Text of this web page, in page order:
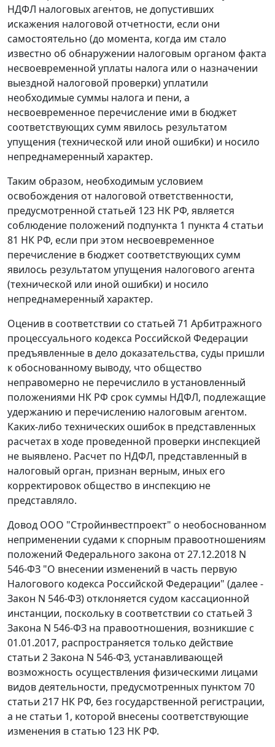
НДФЛ налоговых агентов, не допустивших
искажения налоговой отчетности, если они
самостоятельно (до момента, когда им стало
известно об обнаружении налоговым органом факта
несвоевременной уплаты налога или о назначении
выездной налоговой проверки) уплатили
необходимые суммы налога и пени, а
несвоевременное перечисление ими в бюджет
соответствующих сумм явилось результатом
упущения (технической или иной ошибки) и носило
непреднамеренный характер.
Таким образом, необходимым условием
освобождения от налоговой ответственности,
предусмотренной статьей 123 НК РФ, является
соблюдение положений подпункта 1 пункта 4 статьи
81 НК РФ, если при этом несвоевременное
перечисление в бюджет соответствующих сумм
явилось результатом упущения налогового агента
(технической или иной ошибки) и носило
непреднамеренный характер.
Оценив в соответствии со статьей 71 Арбитражного
процессуального кодекса Российской Федерации
предъявленные в дело доказательства, суды пришли
к обоснованному выводу, что общество
неправомерно не перечислило в установленный
положениями НК РФ срок суммы НДФЛ, подлежащие
удержанию и перечислению налоговым агентом.
Каких-либо технических ошибок в представленных
расчетах в ходе проведенной проверки инспекцией
не выявлено. Расчет по НДФЛ, представленный в
налоговый орган, признан верным, иных его
корректировок общество в инспекцию не
представляло.
Довод ООО "Стройинвестпроект" о необоснованном
неприменении судами к спорным правоотношениям
положений Федерального закона от 27.12.2018 N
546-ФЗ "О внесении изменений в часть первую
Налогового кодекса Российской Федерации" (далее -
Закон N 546-ФЗ) отклоняется судом кассационной
инстанции, поскольку в соответствии со статьей 3
Закона N 546-ФЗ на правоотношения, возникшие с
01.01.2017, распространяется только действие
статьи 2 Закона N 546-ФЗ, устанавливающей
возможность осуществления физическими лицами
видов деятельности, предусмотренных пунктом 70
статьи 217 НК РФ, без государственной регистрации,
а не статьи 1, которой внесены соответствующие
изменения в статью 123 НК РФ.